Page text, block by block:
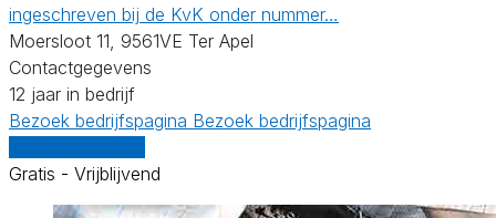
ingeschreven bij de KvK onder nummer…
Moersloot 11, 9561VE Ter Apel
Contactgegevens
12 jaar in bedrijf
Bezoek bedrijfspagina Bezoek bedrijfspagina
Gratis - Vrijblijvend